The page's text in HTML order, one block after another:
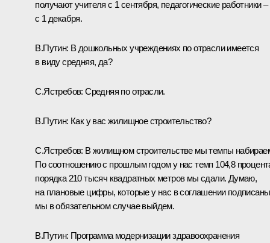
получают учителя с 1 сентября, педагогические работники –
с 1 декабря.
В.Путин: В дошкольных учреждениях по отрасли имеется
в виду средняя, да?
С.Ястребов: Средняя по отрасли.
В.Путин: Как у вас жилищное строительство?
С.Ястребов: В жилищном строительстве мы темпы
По соотношению с прошлым годом у нас темп 104,8
порядка 210 тысяч квадратных метров мы сдали. Думаю,
на плановые цифры, которые у нас в соглашении
мы в обязательном случае выйдем.
В.Путин: Программа модернизации здравоохранения